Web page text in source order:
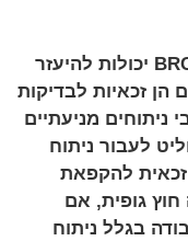
נשים בריאות שנמצאו חיוביות ל-BRCA יכולות להיעזר
הן זכאיות לבדיקות
ניתוחים מניעתיים
לעבור ניתוח
זכאית להקפאת
חוץ גופית, אם
בגלל ניתוח